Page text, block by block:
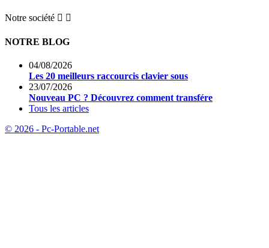
Notre société  
NOTRE BLOG
04/08/2026
Les 20 meilleurs raccourcis clavier sous
23/07/2026
Nouveau PC ? Découvrez comment transfére
Tous les articles
© 2026 - Pc-Portable.net